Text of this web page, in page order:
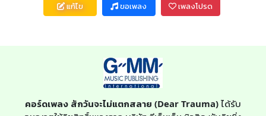
แก้ไข ขอเพลง เพลงโปรด
คอร์ดเพลง สักวันจะไม่แตกสลาย (Dear Trauma) ได้รับ